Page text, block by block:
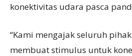
konektivitas udara pasca
“Kami mengajak seluruh
membuat stimulus untuk